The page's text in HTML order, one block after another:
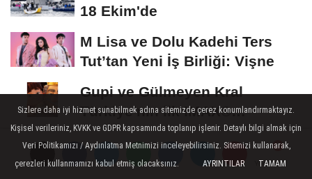
Yorumlar
Yorumlar
18 Ekim'de
M Lisa ve Dolu Kadehi Ters
Tut’tan Yeni İş Birliği: Vişne
Gupi ve Gülmeyen Kral
Türkiye'nin ilk IMAX®
animasyon filmi oluyor
Kayseri'de izdiham değil, rekor
vardı!
Sizlere daha iyi hizmet sunabilmek adına sitemizde çerez konumlandırmaktayız.
Kişisel verileriniz, KVKK ve GDPR kapsamında toplanıp işlenir. Detaylı bilgi almak için
Veri Politikamızı / Aydınlatma Metnimizi inceleyebilirsiniz. Sitemizi kullanarak,
çerezleri kullanmamızı kabul etmiş olacaksınız.
AYRINTILAR TAMAM